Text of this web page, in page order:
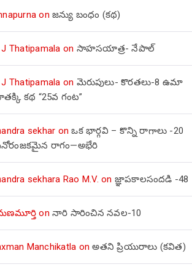
onజన్యు బంధం (కథ)
Thatipamala on సాహసయాత్ర- నేపాల్‌
Thatipamala on మెరుపులు- కొరతలు-8 ఉమా
కథ “25వ గంట”
sekhar onఒక భార్గవి – కొన్ని రాగాలు -20
రాగం—అభేరి
sekhara Rao M.V. on జ్ఞాపకాలసందడి -48
onనారి సారించిన నవల-10
Manchikatla onఅతని ప్రియురాలు (కవిత)